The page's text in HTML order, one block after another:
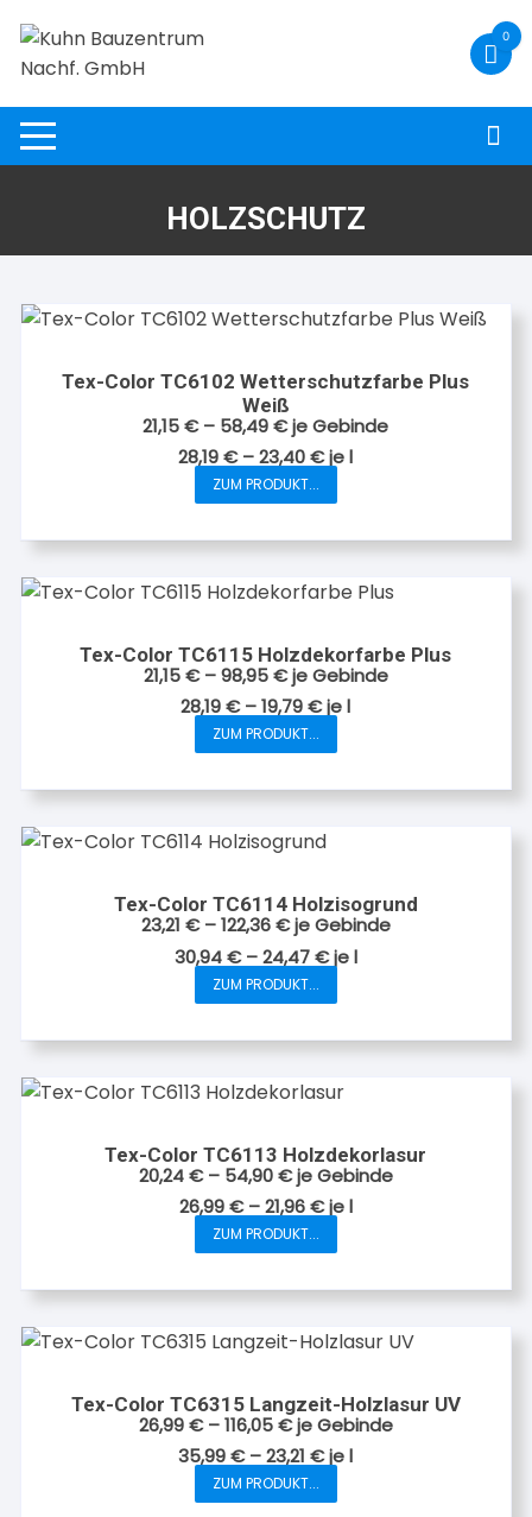
Inhalt
springen
0
HOLZSCHUTZ
Tex-Color TC6102 Wetterschutzfarbe Plus
Weiß
21,15€– 58,49€je Gebinde
28,19€–23,40€jel
ZUM PRODUKT...
Dieses
weist
mehrere
Die
Optionen
können
auf
gewählt
Tex-Color TC6115 Holzdekorfarbe Plus
21,15€–98,95€je Gebinde
28,19€–19,79€jel
ZUM PRODUKT...
Dieses
weist
mehrere
Varianten
Die
Optionen
können
auf
gewählt
Tex-Color TC6114 Holzisogrund
23,21 €–122,36€je Gebinde
30,94€–24,47€jel
ZUM PRODUKT...
Dieses
weist
mehrere
Die
Optionen
können
auf
gewählt
Tex-Color TC6113 Holzdekorlasur
20,24€– 54,90€je Gebinde
26,99€–21,96€jel
ZUM PRODUKT...
Dieses
weist
mehrere
Die
Optionen
können
auf
Tex-Color TC6315 Langzeit-Holzlasur UV
26,99€–116,05€je Gebinde
35,99€–23,21€jel
ZUM PRODUKT...
Dieses